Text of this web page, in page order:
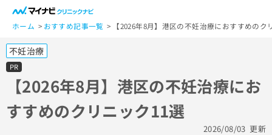
ホーム おすすめ記事一覧 【2026年8月】港区の不妊治療におすすめのク
不妊治療
PR
【2026年8月】港区の不妊治療にお
すすめのクリニック11選
2026/08/03 更新
一
般
ー
ザ
ー
の
方
は